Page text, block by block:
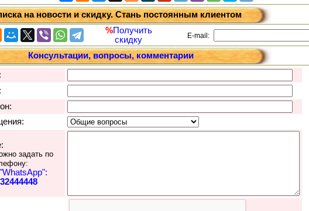
на новости и скидку. Стань постоянным клиентом
%Получить
скидку
E-mail:
Консультации, вопросы, комментарии
задать по